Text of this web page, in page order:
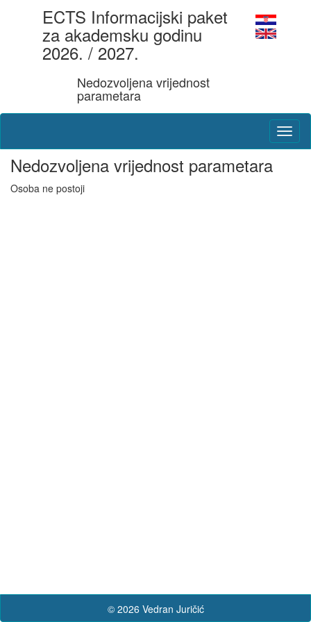
ECTS Informacijski paket
za akademsku godinu
2026. / 2027.
Nedozvoljena vrijednost
parametara
Nedozvoljena vrijednost parametara
Osoba ne postoji
© 2026 Vedran Juričić